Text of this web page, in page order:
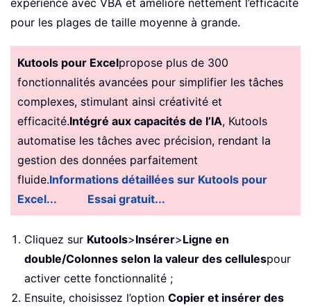
expérience avec VBA et améliore nettement l’efficacité
pour les plages de taille moyenne à grande.
Kutools pour Excelpropose plus de 300
fonctionnalités avancées pour simplifier les tâches
complexes, stimulant ainsi créativité et
efficacité.Intégré aux capacités de l’IA, Kutools
automatise les tâches avec précision, rendant la
gestion des données parfaitement
fluide.Informations détaillées sur Kutools pour
Excel...
Essai gratuit...
Cliquez sur Kutools>Insérer>Ligne en
double/Colonnes selon la valeur des cellulespour
activer cette fonctionnalité ;
Ensuite, choisissez l’option Copier et insérer des